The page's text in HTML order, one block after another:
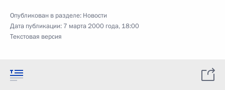
Опубликован в разделе: Новости
Дата публикации: 7 марта 2000 года, 18:00
Текстовая версия